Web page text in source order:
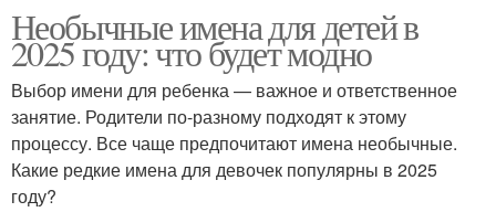
Необычные имена для детей в
2025 году: что будет модно
Выбор имени для ребенка — важное и ответственное
занятие. Родители по-разному подходят к этому
процессу. Все чаще предпочитают имена необычные.
Какие редкие имена для девочек популярны в 2025
году?